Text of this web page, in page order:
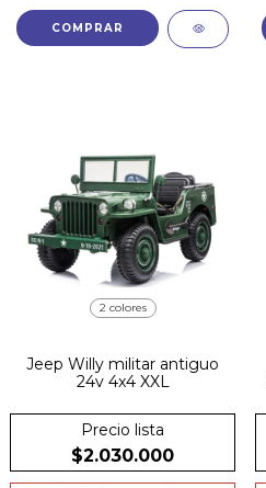
2 colores
Jeep Willy militar antiguo
24v 4x4 XXL
Precio lista
$2.030.000